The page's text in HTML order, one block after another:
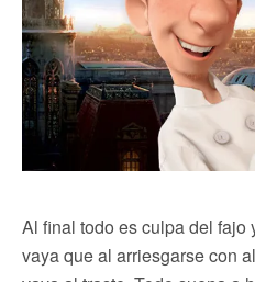
Al final todo es culpa del fajo
vaya que al arriesgarse con